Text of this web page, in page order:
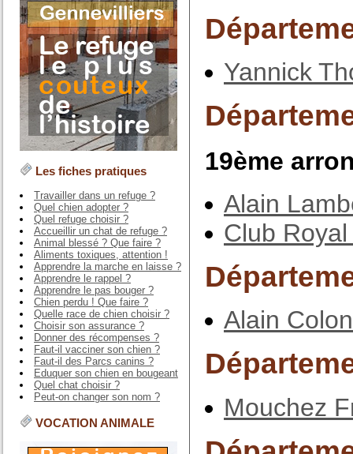
Les fiches pratiques
Travailler dans un refuge ?
Quel chien adopter ?
Quel refuge choisir ?
Accueillir un chat de refuge ?
Animal blessé ? Que faire ?
Aliments toxiques, attention !
Apprendre la marche en laisse ?
Apprendre le rappel ?
Apprendre le pas bouger ?
Chien perdu ! Que faire ?
Quelle race de chien choisir ?
Choisir son assurance ?
Donner des récompenses ?
Faut-il vacciner son chien ?
Faut-il des Parcs canins ?
Eduquer son chien en bougeant
Quel chat choisir ?
Peut-on changer son nom ?
VOCATION ANIMALE
Yannick
19ème
Alain
Club
Alain
Mouchez